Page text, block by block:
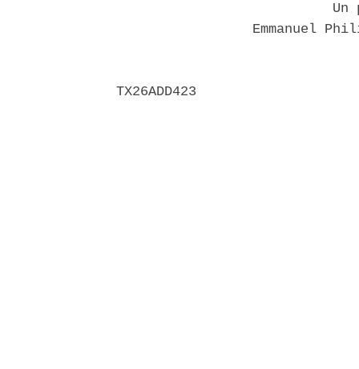
Un
Emmanuel